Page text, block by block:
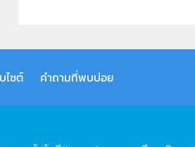
ไซต์ คำถามที่พบบ่อย